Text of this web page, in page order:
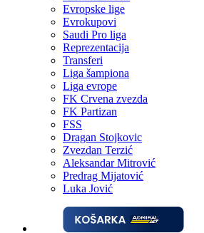
Evropske lige
Evrokupovi
Saudi Pro liga
Reprezentacija
Transferi
Liga šampiona
Liga evrope
FK Crvena zvezda
FK Partizan
FSS
Dragan Stojkovic
Zvezdan Terzić
Aleksandar Mitrović
Predrag Mijatović
Luka Jović